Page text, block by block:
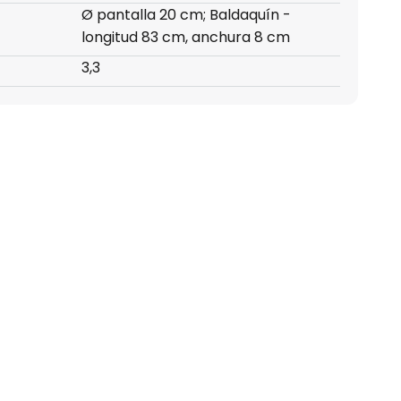
Ø pantalla 20 cm; Baldaquín -
longitud 83 cm, anchura 8 cm
3,3